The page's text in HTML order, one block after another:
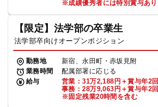
※成績優秀者には特別賞与あり
【限定】法学部の卒業生
法学部卒向けオープンポジション
勤務地
新宿、永田町・赤坂見附
業務時間
配属部署に応じる
給与
営業：31万2,188円＋賞与年2回
事務：28万9,063円＋賞与年2回
※固定残業20時間を含む